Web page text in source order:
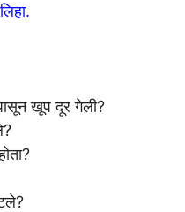
खूप दूर गेली?